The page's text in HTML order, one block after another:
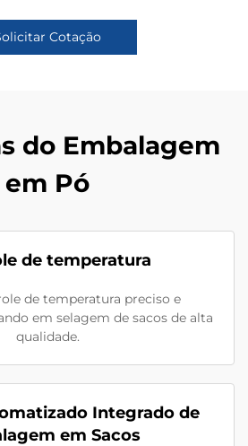
Cotação
do Embalagem
em Pó
de temperatura
de temperatura preciso e
em selagem de sacos de alta
qualidade.
Integrado de
em Sacos